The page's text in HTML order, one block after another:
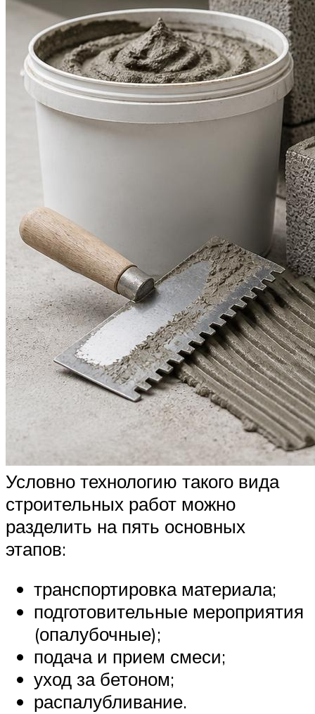
Условно технологию такого вида
строительных работ можно
разделить на пять основных
этапов:
транспортировка материала;
подготовительные мероприятия
(опалубочные);
подача и прием смеси;
уход за бетоном;
распалубливание.